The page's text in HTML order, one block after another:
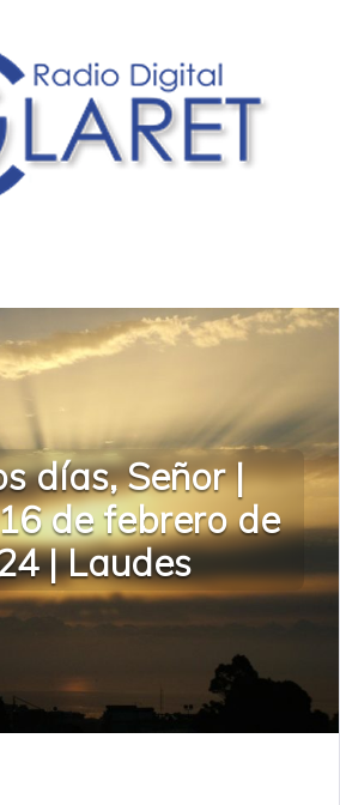
días, Señor |
de febrero de
| Laudes